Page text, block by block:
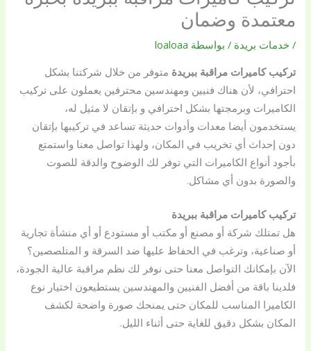
معتمدة وضمان
/ خدمات بريدة / بواسطة loaloaa
تركيب كاميرات مراقبة ببريدة متوفر من خلال شركتنا بشكل
احترافي، لأن هناك فنيين ومهندسين محترفين يعملون على تركيب
الكاميرات وبرمجتها بشكل احترافي و بإتقان لا مثيل له،
يستخدمون أيضا معدات وأدوات حديثة تساعد في تركيبها بإتقان
دون إحداث أي تخريب في المكان، ولهذا تواصل معنا واستمتع
بأجود أنواع الكاميرات التي توفر لك الوضوح والدقة للصوت
والصورة بدون أي مشاكل.
تركيب كاميرات مراقبة ببريدة
هل تمتلك شركة أو مصنع أو مكتب أو مستودع أو أي منشأة تجارية
أو صناعية، وترغب في الحفاظ عليها ضد السرقة و المتلصصين؟
الآن بإمكانك التواصل معنا حتى نوفر لك نظم مراقبة عالية الجودة،
فلدينا باقة من أفضل الفنيين والمهندسين يستطيعون اختيار نوع
الكاميرا المناسب للمكان حتى يمنحك صورة واضحة لكشف
المكان بشكل دقيق للغاية حتى أثناء الليل.